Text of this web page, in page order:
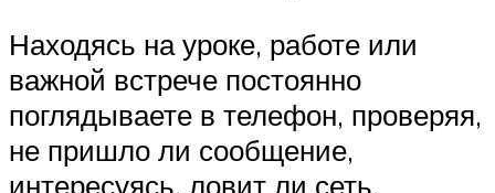
Находясь на уроке, работе или
важной встрече постоянно
поглядываете в телефон, проверяя,
не пришло ли сообщение,
интересуясь, ловит ли сеть.